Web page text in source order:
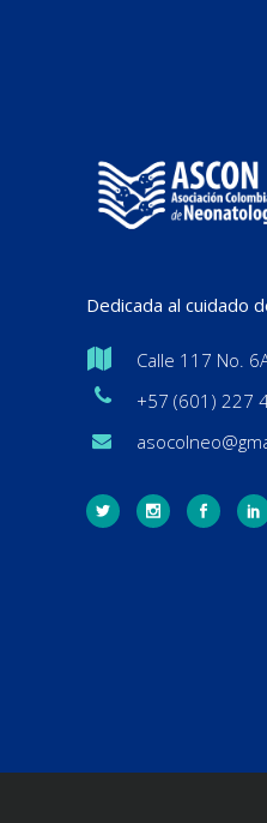
Dedicada al cuidado
Calle 117 No.
+57 (601) 227